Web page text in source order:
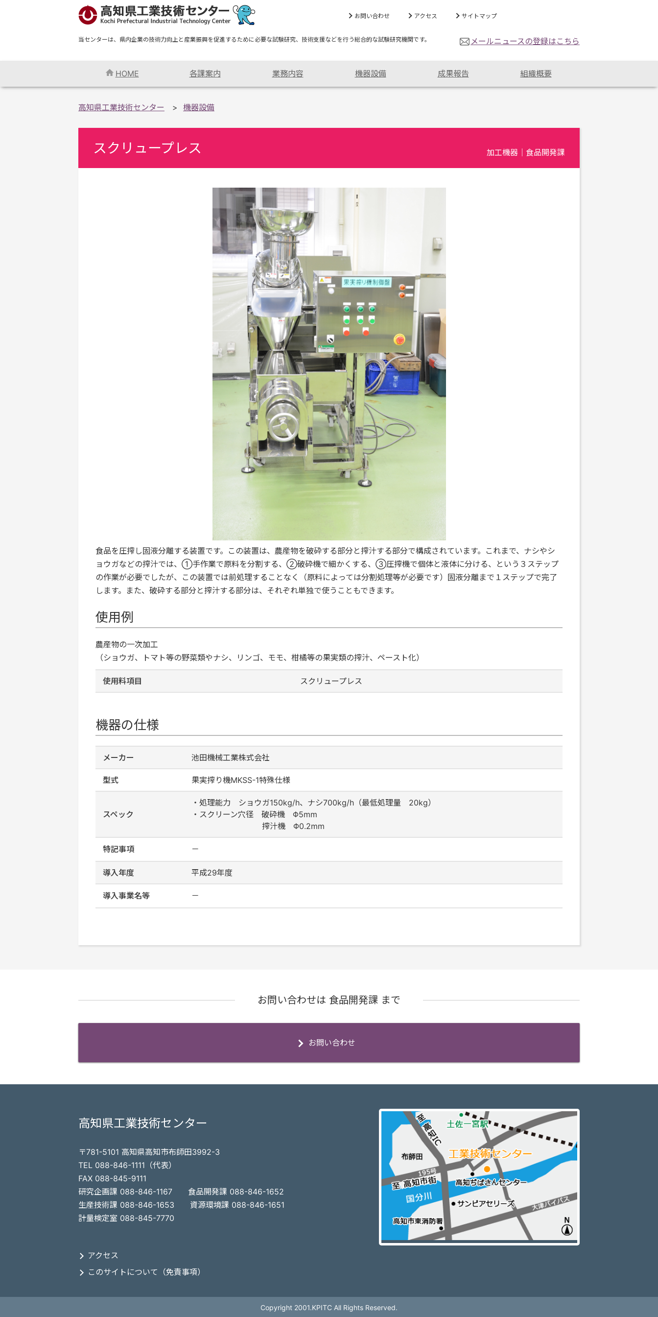
お問い合わせ アクセス サイトマップ
当センターは、県内企業の技術力向上と産業振興を促進するために必要な試験研究、技術支援などを行う総合的な試験研究機関です。 メールニュースの登録はこちら
HOME 各課案内 業務内容 機器設備 成果報告 組織概要
高知県工業技術センター 機器設備
スクリュープレス 加工機器｜食品開発課
食品を圧搾し固液分離する装置です。この装置は、農産物を破砕する部分と搾汁する部分で構成されています。これまで、ナシやシ
ョウガなどの搾汁では、①手作業で原料を分割する、②破砕機で細かくする、③圧搾機で個体と液体に分ける、という３ステップ
の作業が必要でしたが、この装置では前処理することなく（原料によっては分割処理等が必要です）固液分離まで１ステップで完了
します。また、破砕する部分と搾汁する部分は、それぞれ単独で使うこともできます。
使用例
農産物の一次加工
（ショウガ、トマト等の野菜類やナシ、リンゴ、モモ、柑橘等の果実類の搾汁、ペースト化）
使用料項目 スクリュープレス
機器の仕様
メーカー 池田機械工業株式会社
型式 果実搾り機MKSS-1特殊仕様
スペック
・処理能力 ショウガ150kg/h、ナシ700kg/h（最低処理量 20kg）
・スクリーン穴径 破砕機 Φ5mm
搾汁機 Φ0.2mm
特記事項 －
導入年度 平成29年度
導入事業名等 －
お問い合わせは 食品開発課 まで
お問い合わせ
高知県工業技術センター
〒781-5101 高知県高知市布師田3992-3
TEL 088-846-1111（代表）
FAX 088-845-9111
研究企画課 088-846-1167
食品開発課 088-846-1652
生産技術課 088-846-1653
資源環境課 088-846-1651
計量検定室 088-845-7770
アクセス
このサイトについて（免責事項）
Copyright 2001.KPITC All Rights Reserved.